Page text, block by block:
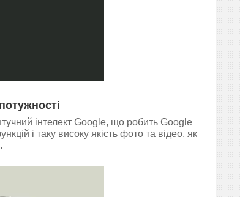
інтелект Google, що робить Google
і таку високу якість фото та відео, як